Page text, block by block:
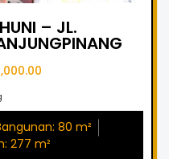
– JL.
80 m²
277 m²